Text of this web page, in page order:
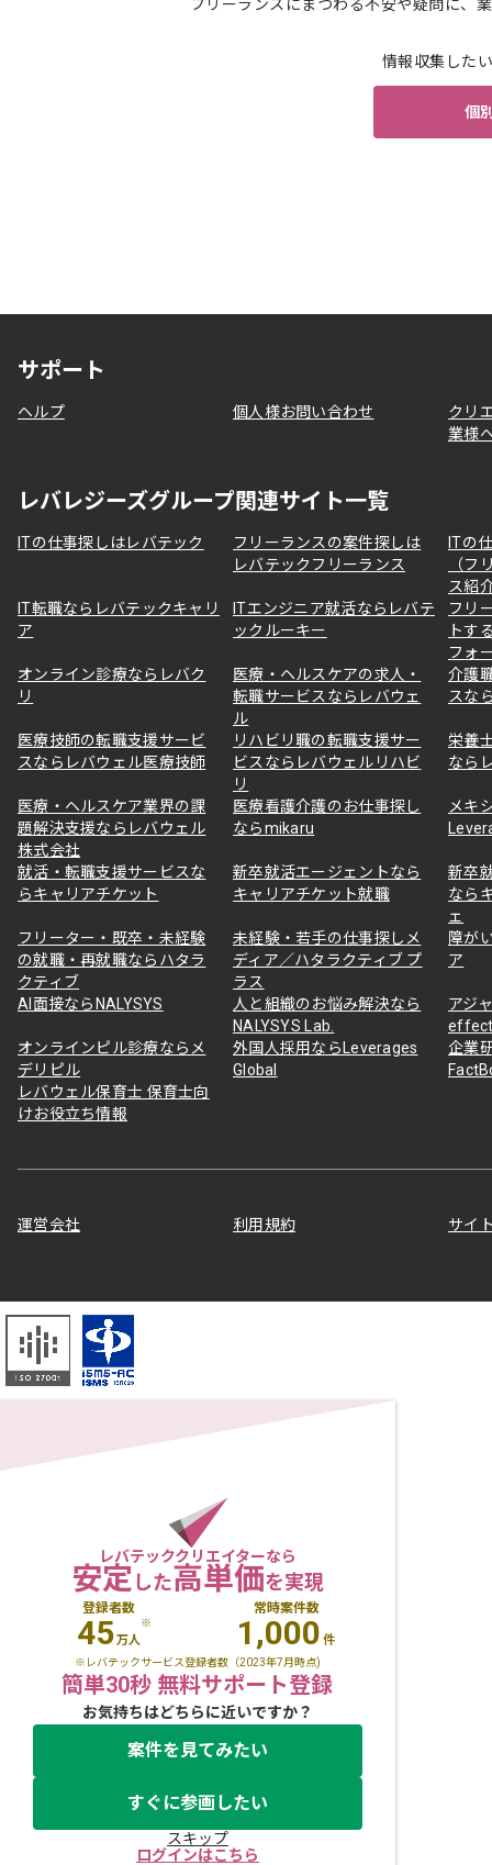
フリーランスにまつわる不安や疑問に、
情報収集した
個
サポート
ヘルプ 個人様お問い合わせ
クリ
業様
レバレジーズグループ関連サイト一覧
ITの仕事探しはレバテック
フリーランスの案件探しは
レバテックフリーランス
ITの
（フ
ス紹
IT転職ならレバテックキャリ
ア
ITエンジニア就活ならレバテ
ックルーキー
フリ
トす
フォ
オンライン診療ならレバク
リ
医療・ヘルスケアの求人・
転職サービスならレバウェ
ル
介護
スな
医療技師の転職支援サービ
スならレバウェル医療技師
リハビリ職の転職支援サー
ビスならレバウェルリハビ
リ
栄養
なら
医療・ヘルスケア業界の課
題解決支援ならレバウェル
株式会社
医療看護介護のお仕事探し
ならmikaru
メキ
就活・転職支援サービスな
らキャリアチケット
新卒就活エージェントなら
キャリアチケット就職
新卒
なら
ェ
フリーター・既卒・未経験
の就職・再就職ならハタラ
クティブ
未経験・若手の仕事探しメ
ディア／ハタラクティブ プ
ラス
障が
ア
AI面接ならNALYSYS
人と組織のお悩み解決なら
NALYSYS Lab.
アジ
オンラインピル診療ならメ
デリピル
外国人採用ならLeverages
Global
企業
レバウェル保育士 保育士向
けお役立ち情報
運営会社 利用規約 サイ
レバテッククリエイターなら
安定した高単価を実現
登録者数
45万人
※
常時案件数
1,000 件
※レバテックサービス登録者数（2023年7月時点)
簡単30秒 無料サポート登録
お気持ちはどちらに近いですか？
案件を見てみたい
すぐに参画したい
スキップ
ログインはこちら